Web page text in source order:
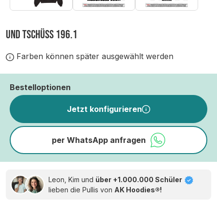
UND TSCHÜSS 196.1
Farben können später ausgewählt werden
Bestelloptionen
Jetzt konfigurieren
per WhatsApp anfragen
Leon, Kim und über +1.000.000 Schüler
lieben die Pullis von AK Hoodies®!